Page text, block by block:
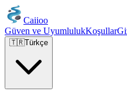
Caiioo
Güven ve UyumlulukKoşullar
🇹🇷Türkçe